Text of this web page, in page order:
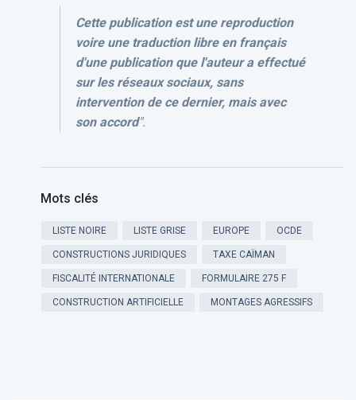
Cette publication est une reproduction
voire une traduction libre en français
d'une publication que l'auteur a effectué
sur les réseaux sociaux, sans
intervention de ce dernier, mais avec
son accord".
Mots clés
LISTE NOIRE LISTE GRISE EUROPE OCDE
CONSTRUCTIONS JURIDIQUES TAXE CAÏMAN
FISCALITÉ INTERNATIONALE FORMULAIRE 275 F
CONSTRUCTION ARTIFICIELLE MONTAGES AGRESSIFS